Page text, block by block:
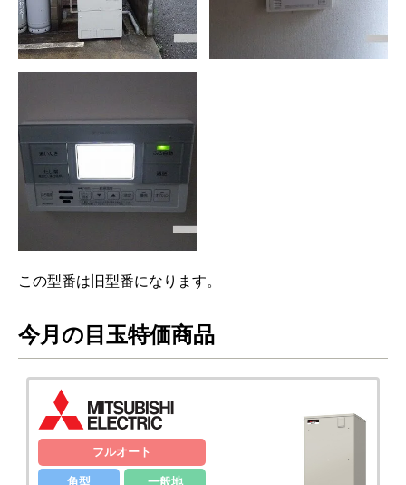
この型番は旧型番になります。
今月の目玉特価商品
フルオート
角型 一般地